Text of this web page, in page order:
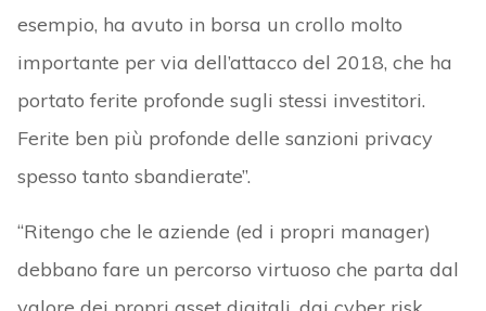
esempio, ha avuto in borsa un crollo molto
importante per via dell’attacco del 2018, che ha
portato ferite profonde sugli stessi investitori.
Ferite ben più profonde delle sanzioni privacy
spesso tanto sbandierate”.
“Ritengo che le aziende (ed i propri manager)
debbano fare un percorso virtuoso che parta dal